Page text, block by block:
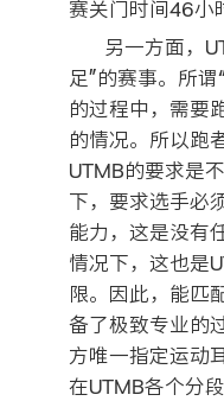
赛关门时间46小
另一方面，
足”的赛事。所
的过程中，需要
的情况。所以跑
UTMB的要求是
下，要求选手必
能力，这是没有
情况下，这也是
限。因此，能匹
备了极致专业的
方唯一指定运动
在UTMB各个分